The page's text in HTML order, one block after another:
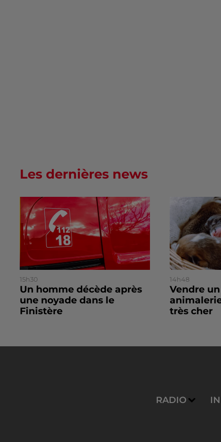
Les dernières news
15h30
Un homme décède après
une noyade dans le
Finistère
14h48
Vendre
très cher
RADIO